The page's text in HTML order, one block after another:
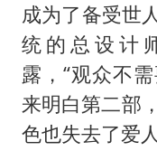
成为了备受世
统的总设计
露，“观众不
来明白第二部
色也失去了爱